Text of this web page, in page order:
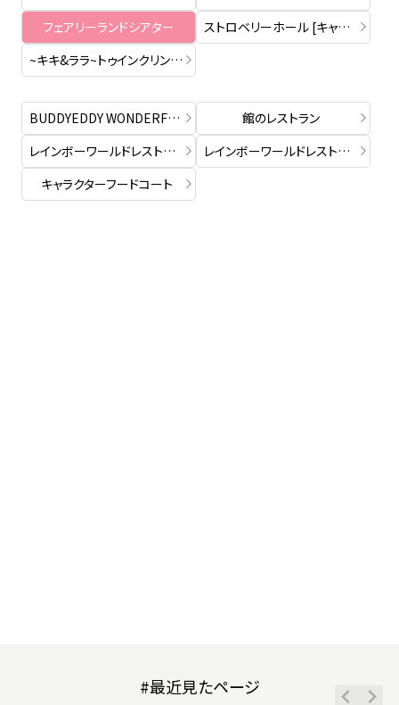
フェアリーランドシアター
ストロベリーホール [キャラグリレジデンス]
~キキ&ララ~トゥインクリングツアｰ
BUDDYEDDY WONDERFUL CLUB
館のレストラン
レインボーワールドレストラン [フードカウンター]
レインボーワールドレストラン [スイーツカウンター]
キャラクターフードコート
#最近見たページ